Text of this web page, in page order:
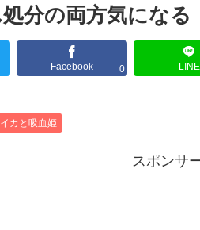
相互RSS
分の両方気になる
Facebook 0 LINE
カと吸血姫
スポンサ